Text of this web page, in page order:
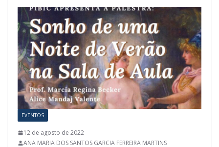
EVENTOS
12 de agosto de 2022
ANA MARIA DOS SANTOS GARCIA FERREIRA MARTINS